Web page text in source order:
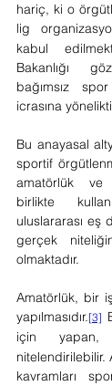
hariç, ki o
lig
kabul
Bakanlığı
bağımsız
icrasına
Bu anayasal
sportif
amatörlük ve
birlikte
uluslararası eş
gerçek
olmaktadır.
Amatörlük, bir
yapılmasıdır. [3]
için yapan,
nitelendirilebilir.
kavramları